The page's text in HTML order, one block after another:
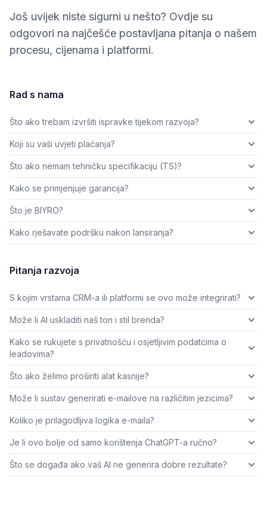
Još uvijek niste sigurni u nešto? Ovdje su
odgovori na najčešće postavljana pitanja o našem
procesu, cijenama i platformi.
Rad s nama
Što ako trebam izvršiti ispravke tijekom razvoja?
Koji su vaši uvjeti plaćanja?
Što ako nemam tehničku specifikaciju (TS)?
Kako se primjenjuje garancija?
Što je BIYRO?
Kako rješavate podršku nakon lansiranja?
Pitanja razvoja
S kojim vrstama CRM-a ili platformi se ovo može integrirati?
Može li AI uskladiti naš ton i stil brenda?
Kako se rukujete s privatnošću i osjetljivim podatcima o
leadovima?
Što ako želimo proširiti alat kasnije?
Može li sustav generirati e-mailove na različitim jezicima?
Koliko je prilagodljiva logika e-maila?
Je li ovo bolje od samo korištenja ChatGPT-a ručno?
Što se događa ako vaš AI ne generira dobre rezultate?